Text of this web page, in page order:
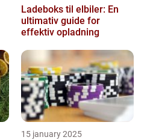
Ladeboks til elbiler: En
ultimativ guide for
effektiv opladning
15 january 2025